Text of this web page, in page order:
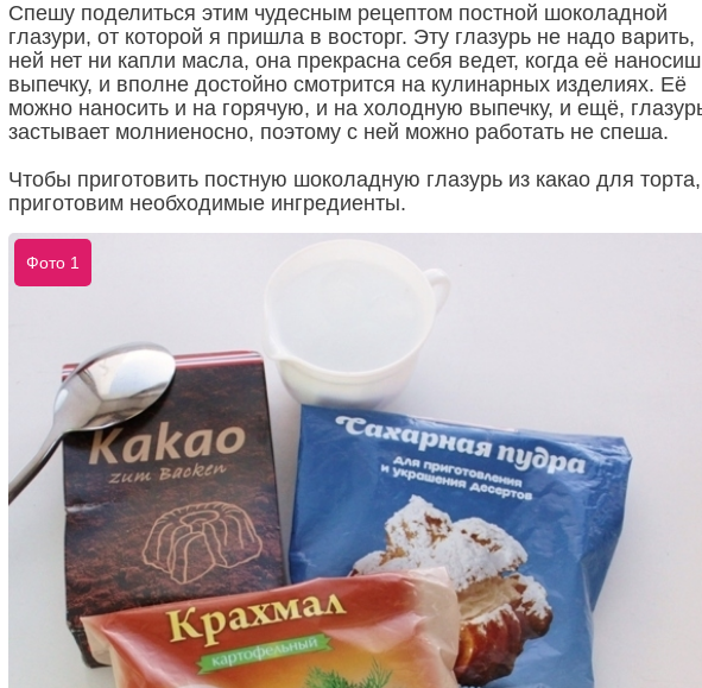
Спешу поделиться этим чудесным рецептом постной шоколадной
глазури, от которой я пришла в восторг. Эту глазурь не надо варить,
ней нет ни капли масла, она прекрасна себя ведет, когда её
выпечку, и вполне достойно смотрится на кулинарных изделиях. Её
можно наносить и на горячую, и на холодную выпечку, и ещё,
застывает молниеносно, поэтому с ней можно работать не спеша.
Чтобы приготовить постную шоколадную глазурь из какао для торта,
приготовим необходимые ингредиенты.
Фото 1